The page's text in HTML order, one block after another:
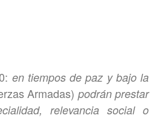
en tiempos de paz y bajo la
Armadas) podrán prestar
relevancia social o